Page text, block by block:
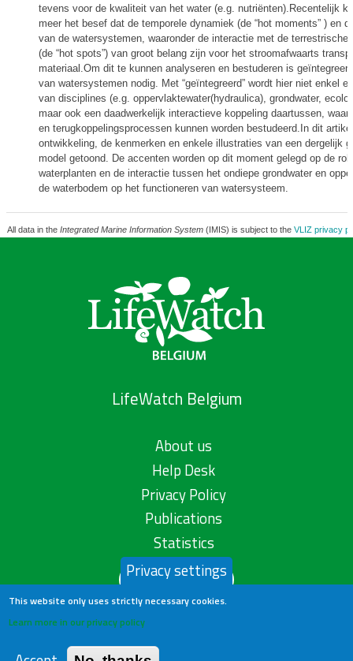
tevens voor de kwaliteit van het water (e.g. nutriënten).Recentelijk
meer het besef dat de temporele dynamiek (de “hot moments” ) en
van de watersystemen, waaronder de interactie met de terrestrische
(de “hot spots”) van groot belang zijn voor het stroomafwaarts
materiaal.Om dit te kunnen analyseren en bestuderen is
van watersystemen nodig. Met “geïntegreerd” wordt hier niet enkel
van disciplines (e.g. oppervlaktewater(hydraulica), grondwater,
maar ook een daadwerkelijk interactieve koppeling daartussen,
en terugkoppelingsprocessen kunnen worden bestudeerd.In dit
ontwikkeling, de kenmerken en enkele illustraties van een dergelijk
model getoond. De accenten worden op dit moment gelegd op de rol
waterplanten en de interactie tussen het ondiepe grondwater en
de waterbodem op het functioneren van watersysteem.
All data in the Integrated Marine Information System(IMIS) is subject to the VLIZ privacy
LifeWatch Belgium
About us
Help Desk
Privacy Policy
Publications
Statistics
Contact us
Privacy settings
This website only uses strictly necessary cookies.
Learn more in our privacy policy